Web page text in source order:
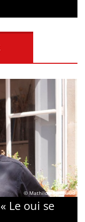
© Mathilde Rambaud
Le oui se